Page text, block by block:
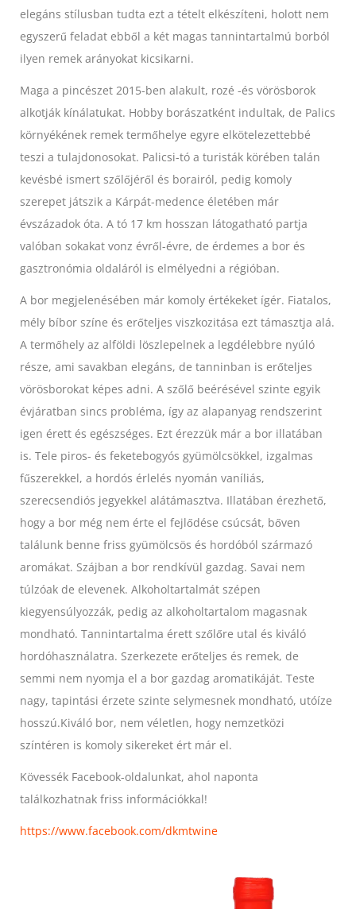
elegáns stílusban tudta ezt a tételt elkészíteni, holott nem
egyszerű feladat ebből a két magas tannintartalmú borból
ilyen remek arányokat kicsikarni.
Maga a pincészet 2015-ben alakult, rozé -és vörösborok
alkotják kínálatukat. Hobby borászatként indultak, de Palics
környékének remek termőhelye egyre elkötelezettebbé
teszi a tulajdonosokat. Palicsi-tó a turisták körében talán
kevésbé ismert szőlőjéről és borairól, pedig komoly
szerepet játszik a Kárpát-medence életében már
évszázadok óta. A tó 17 km hosszan látogatható partja
valóban sokakat vonz évről-évre, de érdemes a bor és
gasztronómia oldaláról is elmélyedni a régióban.
A bor megjelenésében már komoly értékeket ígér. Fiatalos,
mély bíbor színe és erőteljes viszkozitása ezt támasztja alá.
A termőhely az alföldi löszlepelnek a legdélebbre nyúló
része, ami savakban elegáns, de tanninban is erőteljes
vörösborokat képes adni. A szőlő beérésével szinte egyik
évjáratban sincs probléma, így az alapanyag rendszerint
igen érett és egészséges. Ezt érezzük már a bor illatában
is. Tele piros- és feketebogyós gyümölcsökkel, izgalmas
fűszerekkel, a hordós érlelés nyomán vaníliás,
szerecsendiós jegyekkel alátámasztva. Illatában érezhető,
hogy a bor még nem érte el fejlődése csúcsát, bőven
találunk benne friss gyümölcsös és hordóból származó
aromákat. Szájban a bor rendkívül gazdag. Savai nem
túlzóak de elevenek. Alkoholtartalmát szépen
kiegyensúlyozzák, pedig az alkoholtartalom magasnak
mondható. Tannintartalma érett szőlőre utal és kiváló
hordóhasználatra. Szerkezete erőteljes és remek, de
semmi nem nyomja el a bor gazdag aromatikáját. Teste
nagy, tapintási érzete szinte selymesnek mondható, utóíze
hosszú.Kiváló bor, nem véletlen, hogy nemzetközi
színtéren is komoly sikereket ért már el.
Kövessék Facebook-oldalunkat, ahol naponta
találkozhatnak friss információkkal!
https://www.facebook.com/dkmtwine